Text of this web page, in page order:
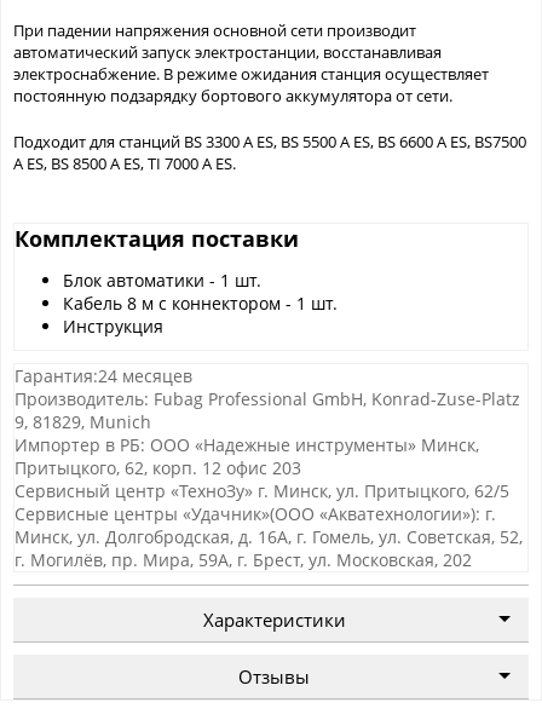
При падении напряжения основной сети производит
автоматический запуск электростанции, восстанавливая
электроснабжение. В режиме ожидания станция осуществляет
постоянную подзарядку бортового аккумулятора от сети.
Подходит для станций BS 3300 A ES, BS 5500 A ES, BS 6600 A ES, BS7500
A ES, BS 8500 A ES, TI 7000 A ES.
Комплектация поставки
Блок автоматики - 1 шт.
Кабель 8 м с коннектором - 1 шт.
Инструкция
Гарантия:24 месяцев
Производитель: Fubag Professional GmbH, Konrad-Zuse-Platz
9, 81829, Munich
Импортер в РБ: ООО «Надежные инструменты» Минск,
Притыцкого, 62, корп. 12 офис 203
Сервисный центр «ТехноЗу» г. Минск, ул. Притыцкого, 62/5
Сервисные центры «Удачник»(ООО «Акватехнологии»): г.
Минск, ул. Долгобродская, д. 16А, г. Гомель, ул. Советская, 52,
г. Могилёв, пр. Мира, 59А, г. Брест, ул. Московская, 202
Характеристики
Отзывы